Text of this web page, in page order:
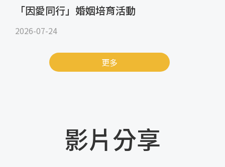
「因愛同行」婚姻培育活動
2026-07-24
更多
影片分享